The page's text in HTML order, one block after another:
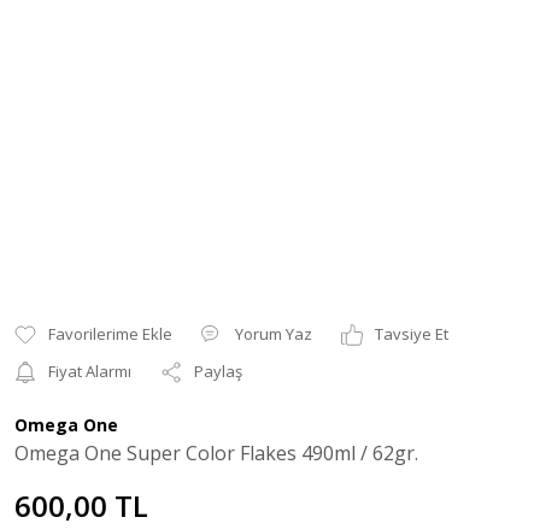
Yorum Yaz
Tavsiye Et
Fiyat Alarmı
Paylaş
Omega One
Omega One Super Color Flakes 490ml / 62gr.
600,00 TL